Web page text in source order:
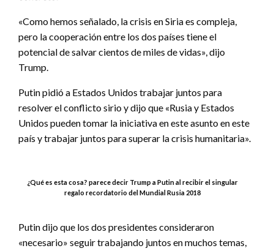
«Como hemos señalado, la crisis en Siria es compleja,
pero la cooperación entre los dos países tiene el
potencial de salvar cientos de miles de vidas», dijo
Trump.
Putin pidió a Estados Unidos trabajar juntos para
resolver el conflicto sirio y dijo que «Rusia y Estados
Unidos pueden tomar la iniciativa en este asunto en este
país y trabajar juntos para superar la crisis humanitaria».
¿Qué es esta cosa? parece decir Trump a Putin al recibir el singular
regalo recordatorio del Mundial Rusia 2018
Putin dijo que los dos presidentes consideraron
«necesario» seguir trabajando juntos en muchos temas,